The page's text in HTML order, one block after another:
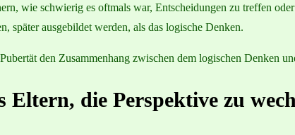
wie schwierig es oftmals war, Entscheidungen zu treffen
später ausgebildet werden, als das logische Denken.
den Zusammenhang zwischen dem logischen Denken
Eltern, die Perspektive zu